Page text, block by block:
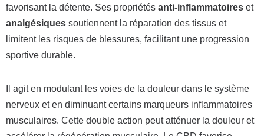
favorisant la détente. Ses propriétés anti-inflammatoires et
analgésiques soutiennent la réparation des tissus et
limitent les risques de blessures, facilitant une progression
sportive durable.
Il agit en modulant les voies de la douleur dans le système
nerveux et en diminuant certains marqueurs inflammatoires
musculaires. Cette double action peut atténuer la douleur et